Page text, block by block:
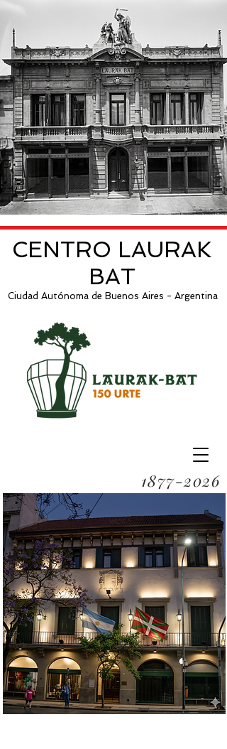
CENTRO LAURAK
BAT
Ciudad Autónoma de Buenos Aires - Argentina
1877-2026